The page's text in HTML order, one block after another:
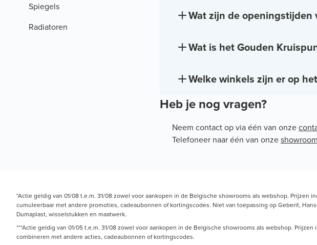
Spiegels
Radiatoren
Wat zijn de openingstijden
Wat is het Gouden
Welke winkels zijn er op
Heb je nog vragen?
Neem contact op via één van onze
Telefoneer naar één van onze
*Actie geldig van 01/08 t.e.m. 31/08 zowel voor aankopen in de Belgische showrooms als webshop.
cumuleerbaar met andere promoties, cadeaubonnen of kortingscodes. Niet van toepassing op Geberit,
Dumaplast, wisselstukken en maatwerk.
***Actie geldig van 01/05 t.e.m. 31/08 zowel voor aankopen in de Belgische showrooms als webshop.
combineren met andere acties, cadeaubonnen of kortingscodes.